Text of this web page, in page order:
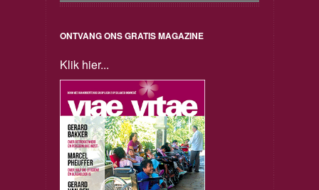
ONTVANG ONS GRATIS MAGAZINE
Klik hier...